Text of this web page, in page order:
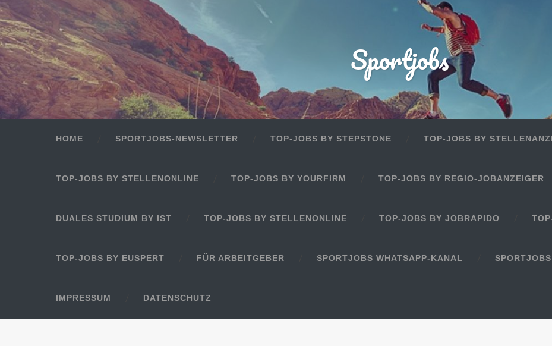
Sportjobs
HOME SPORTJOBS-NEWSLETTER TOP-JOBS BY STEPSTONE TOP-JOBS BY
TOP-JOBS BY STELLENONLINE TOP-JOBS BY YOURFIRM TOP-JOBS BY REGIO-JOBANZEIGER
DUALES STUDIUM BY IST TOP-JOBS BY STELLENONLINE TOP-JOBS BY JOBRAPIDO
TOP-JOBS BY EUSPERT FÜR ARBEITGEBER SPORTJOBS WHATSAPP-KANAL
IMPRESSUM DATENSCHUTZ